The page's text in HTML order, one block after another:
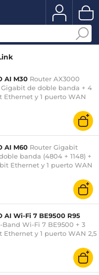
AI M30 Router AX3000
Gigabit de doble banda + 4
Ethernet y 1 puerto WAN
AI M60 Router Gigabit
banda (4804 + 1148) +
Ethernet y 1 puerto WAN
AI Wi-Fi 7 BE9500 R95
Wi-Fi 7 BE9500 + 3
y 1 puerto WAN 2,5